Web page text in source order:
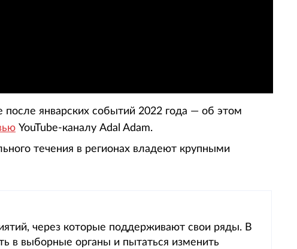
январских событий 2022 года — об этом
YouTube-каналу Adal Adam.
течения в регионах владеют крупными
через которые поддерживают свои ряды. В
в выборные органы и пытаться изменить